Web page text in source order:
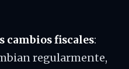
cambios fiscales:
regularmente,